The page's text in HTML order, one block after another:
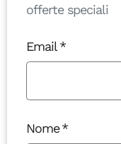
offerte speciali
Email
Nome